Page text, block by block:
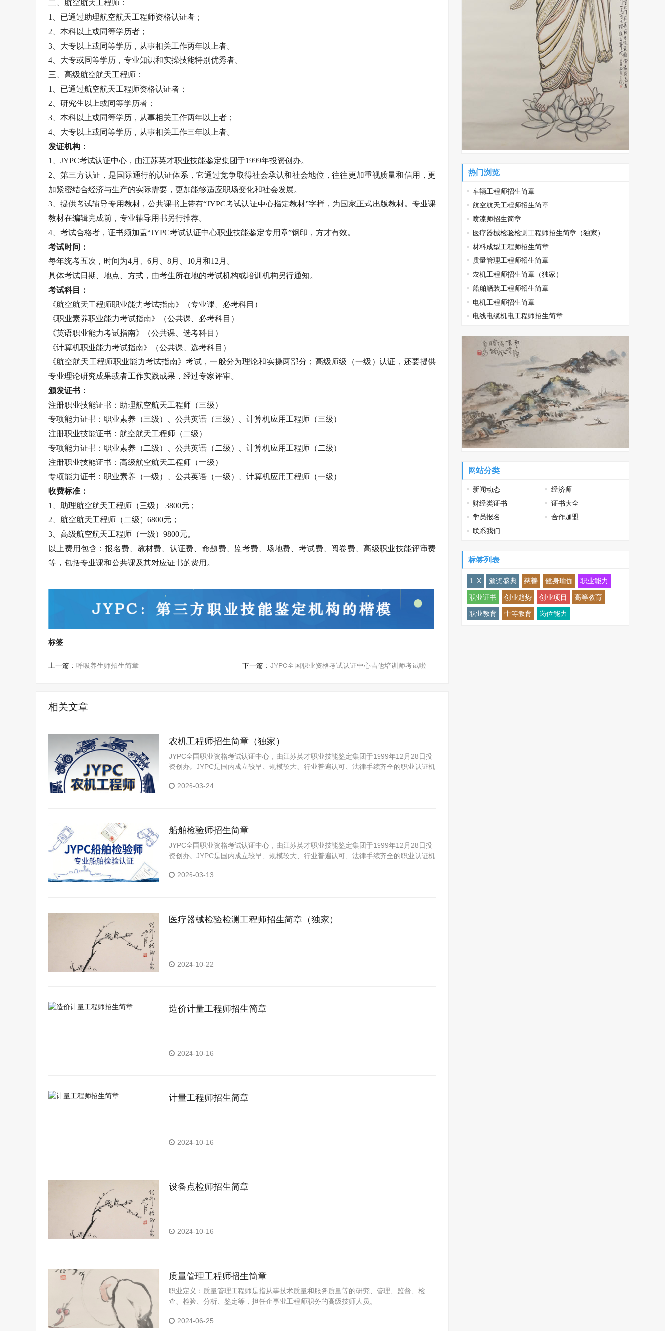
二、航空航天工程师：
1、已通过助理航空航天工程师资格认证者；
2、本科以上或同等学历者；
3、大专以上或同等学历，从事相关工作两年以上者。
4、大专或同等学历，专业知识和实操技能特别优秀者。
三、高级航空航天工程师：
1、已通过航空航天工程师资格认证者；
2、研究生以上或同等学历者；
3、本科以上或同等学历，从事相关工作两年以上者；
4、大专以上或同等学历，从事相关工作三年以上者。
发证机构：
1、JYPC考试认证中心，由江苏英才职业技能鉴定集团于1999年投资创办。
2、第三方认证，是国际通行的认证体系，它通过竞争取得社会承认和社会地位，往往更加重视质量和信用，更
加紧密结合经济与生产的实际需要，更加能够适应职场变化和社会发展。
3、提供考试辅导专用教材，公共课书上带有“JYPC考试认证中心指定教材”字样，为国家正式出版教材。专业课
教材在编辑完成前，专业辅导用书另行推荐。
4、考试合格者，证书须加盖“JYPC考试认证中心职业技能鉴定专用章”钢印，方才有效。
考试时间：
每年统考五次，时间为4月、6月、8月、10月和12月。
具体考试日期、地点、方式，由考生所在地的考试机构或培训机构另行通知。
考试科目：
《航空航天工程师职业能力考试指南》（专业课、必考科目）
《职业素养职业能力考试指南》（公共课、必考科目）
《英语职业能力考试指南》（公共课、选考科目）
《计算机职业能力考试指南》（公共课、选考科目）
《航空航天工程师职业能力考试指南》考试，一般分为理论和实操两部分；高级师级（一级）认证，还要提供
专业理论研究成果或者工作实践成果，经过专家评审。
颁发证书：
注册职业技能证书：助理航空航天工程师（三级）
专项能力证书：职业素养（三级）、公共英语（三级）、计算机应用工程师（三级）
注册职业技能证书：航空航天工程师（二级）
专项能力证书：职业素养（二级）、公共英语（二级）、计算机应用工程师（二级）
注册职业技能证书：高级航空航天工程师（一级）
专项能力证书：职业素养（一级）、公共英语（一级）、计算机应用工程师（一级）
收费标准：
1、助理航空航天工程师（三级） 3800元；
2、航空航天工程师（二级）6800元；
3、高级航空航天工程师（一级）9800元。
以上费用包含：报名费、教材费、认证费、命题费、监考费、场地费、考试费、阅卷费、高级职业技能评审费
等，包括专业课和公共课及其对应证书的费用。
标签
上一篇： 呼吸养生师招生简章 下一篇： JYPC全国职业资格考试认证中心吉他培训师考试啦
相关文章
农机工程师招生简章（独家）
JYPC全国职业资格考试认证中心，由江苏英才职业技能鉴定集团于1999年12月28日投
资创办。JYPC是国内成立较早、规模较大、行业普遍认可、法律手续齐全的职业认证机
2026-03-24
船舶检验师招生简章
JYPC全国职业资格考试认证中心，由江苏英才职业技能鉴定集团于1999年12月28日投
资创办。JYPC是国内成立较早、规模较大、行业普遍认可、法律手续齐全的职业认证机
2026-03-13
医疗器械检验检测工程师招生简章（独家）
2024-10-22
造价计量工程师招生简章
2024-10-16
计量工程师招生简章
2024-10-16
设备点检师招生简章
2024-10-16
质量管理工程师招生简章
职业定义：质量管理工程师是指从事技术质量和服务质量等的研究、管理、监督、检
查、检验、分析、鉴定等，担任企事业工程师职务的高级技师人员。
2024-06-25
热门浏览
车辆工程师招生简章
航空航天工程师招生简章
喷漆师招生简章
医疗器械检验检测工程师招生简章（独家）
材料成型工程师招生简章
质量管理工程师招生简章
农机工程师招生简章（独家）
船舶舾装工程师招生简章
电机工程师招生简章
电线电缆机电工程师招生简章
网站分类
新闻动态
经济师
财经类证书
证书大全
学员报名
合作加盟
联系我们
标签列表
1+X 颁奖盛典 慈善 健身瑜伽 职业能力
职业证书 创业趋势 创业项目 高等教育
职业教育 中等教育 岗位能力